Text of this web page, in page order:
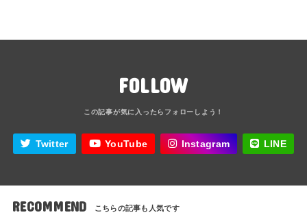
FOLLOW
Twitter YouTube Instagram LINE
RECOMMEND